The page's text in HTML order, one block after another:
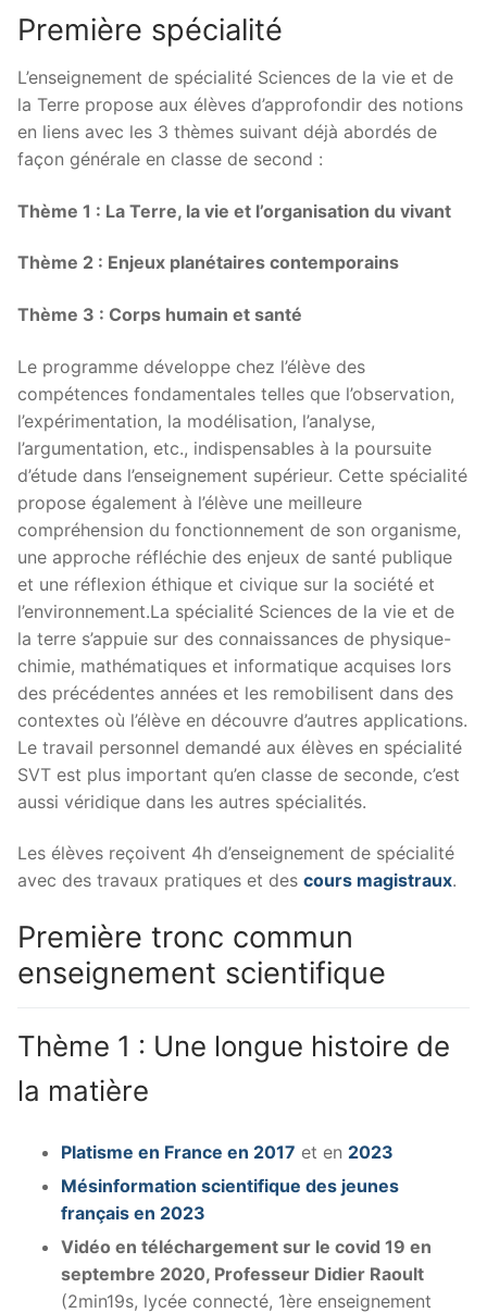
Première spécialité
L’enseignement de spécialité Sciences de la vie et de
la Terre propose aux élèves d’approfondir des notions
en liens avec les 3 thèmes suivant déjà abordés de
façon générale en classe de second :
Thème 1 : La Terre, la vie et l’organisation du vivant
Thème 2 : Enjeux planétaires contemporains
Thème 3 : Corps humain et santé
Le programme développe chez l’élève des
compétences fondamentales telles que l’observation,
l’expérimentation, la modélisation, l’analyse,
l’argumentation, etc., indispensables à la poursuite
d’étude dans l’enseignement supérieur. Cette spécialité
propose également à l’élève une meilleure
compréhension du fonctionnement de son organisme,
une approche réfléchie des enjeux de santé publique
et une réflexion éthique et civique sur la société et
l’environnement.La spécialité Sciences de la vie et de
la terre s’appuie sur des connaissances de physique-
chimie, mathématiques et informatique acquises lors
des précédentes années et les remobilisent dans des
contextes où l’élève en découvre d’autres applications.
Le travail personnel demandé aux élèves en spécialité
SVT est plus important qu’en classe de seconde, c’est
aussi véridique dans les autres spécialités.
Les élèves reçoivent 4h d’enseignement de spécialité
avec des travaux pratiques et des cours magistraux.
Première tronc commun
enseignement scientifique
Thème 1 : Une longue histoire de
la matière
Platisme en France en 2017 et en 2023
Mésinformation scientifique des jeunes
français en 2023
Vidéo en téléchargement sur le covid 19 en
septembre 2020, Professeur Didier Raoult
(2min19s, lycée connecté, 1ère enseignement